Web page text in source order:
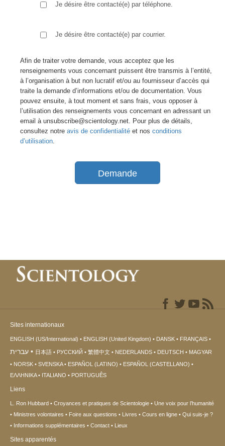
Je désire être contacté(e) par téléphone.
Je désire être contacté(e) par courrier.
Afin de traiter votre demande, vous acceptez que les
renseignements vous concernant puissent être transmis à l’entité,
à l’organisation à but non lucratif et/ou au fournisseur d’accès qui
traite la demande d’informations et/ou de documentation. Vous
pouvez ensuite, à tout moment et sans frais, vous opposer à
l’utilisation des renseignements vous concernant en adressant un
email à unsubscribe@scientology.net. Pour plus de détails,
consultez notre avis de confidentialité et nos conditions
d’utilisation.
Demande
Sites internationaux
ENGLISH (US/International) ENGLISH (United Kingdom) DANSK FRANÇAIS
עברית 日本語 РУССКИЙ 繁體中文 NEDERLANDS DEUTSCH
MAGYAR
NORSK
SVENSKA ESPAÑOL (LATINO)
ESPAÑOL (CASTELLANO)
ΕΛΛΗΝΙΚA
ITALIANO PORTUGUÊS
Liens
L. Ron Hubbard Croyances et pratiques de Scientologie
Une voix pour l’humanité
Ministres volontaires
Foire aux questions Livres Cours en ligne
Qui suis-je ?
Informations supplémentaires
Contact Lieux
Sites apparentés